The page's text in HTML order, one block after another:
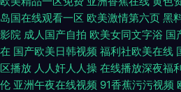
岛国在线观看一区 欧美激情第六页 黑
影院 成人国产自拍 欧美女同文字浴 国
在 国产欧美日韩视频 福利社欧美在线
区播放 人人奸人人操 在线播放深夜福
伦 亚洲午夜在线视频 91香蕉污污视频